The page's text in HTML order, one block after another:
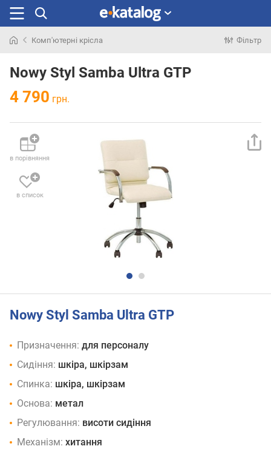
раніше
Комп'ютерні крісла Фільтр
Nowy Styl Samba Ultra GTP
4 790 грн.
в порівняння
в список
Nowy Styl Samba Ultra GTP
Призначення: для персоналу
Сидіння: шкіра, шкірзам
Спинка: шкіра, шкірзам
Основа: метал
Регулювання: висоти сидіння
Механізм: хитання